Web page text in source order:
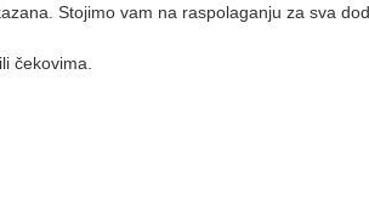
Stojimo vam na raspolaganju za sva
čekovima.